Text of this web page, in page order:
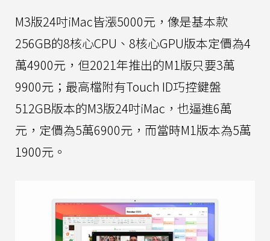
M3版24吋iMac皆漲5000元，像是基本款
256GB的8核心CPU、8核心GPU版本定價為4
萬4900元，但2021年推出的M1版只要3萬
9900元；最高檔附有Touch ID巧控鍵盤
512GB版本的M3版24吋iMac，也逼進6萬
元，定價為5萬6900元，而當時M1版本為5萬
1900元。